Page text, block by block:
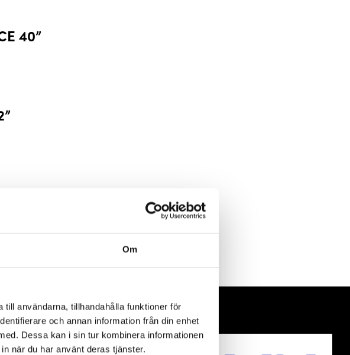
Om
användarna, tillhandahålla funktioner för
och annan information från din enhet
Dessa kan i sin tur kombinera informationen
när du har använt deras tjänster.
40”
ovan.